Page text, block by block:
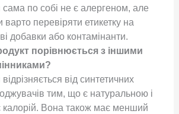
сама по собі не є алергеном, але
варто перевіряти етикетку на
добавки або контамінанти.
порівнюється з іншими
від синтетичних
тим, що є натуральною і
калорій. Вона також має менший